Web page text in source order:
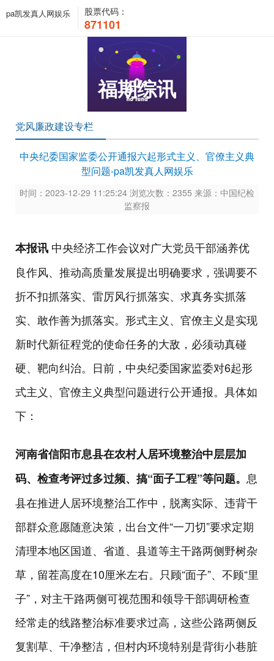
pa凯发真人网娱乐 股票代码：
871101
福期综讯
党风廉政建设专栏
中央纪委国家监委公开通报六起形式主义、官僚主义典
型问题-pa凯发真人网娱乐
时间：2023-12-29 11:25:24 浏览次数：2355 来源：中国纪检
监察报
本报讯 中央经济工作会议对广大党员干部涵养优
良作风、推动高质量发展提出明确要求，强调要不
折不扣抓落实、雷厉风行抓落实、求真务实抓落
实、敢作善为抓落实。形式主义、官僚主义是实现
新时代新征程党的使命任务的大敌，必须动真碰
硬、靶向纠治。日前，中央纪委国家监委对6起形
式主义、官僚主义典型问题进行公开通报。具体如
下：
河南省信阳市息县在农村人居环境整治中层层加
码、检查考评过多过频、搞“面子工程”等问题。 息
县在推进人居环境整治工作中，脱离实际、违背干
部群众意愿随意决策，出台文件“一刀切”要求定期
清理本地区国道、省道、县道等主干路两侧野树杂
草，留茬高度在10厘米左右。只顾“面子”、不顾“里
子”，对主干路两侧可视范围和领导干部调研检查
经常走的线路整治标准要求过高，这些公路两侧反
复割草、干净整洁，但村内环境特别是背街小巷脏